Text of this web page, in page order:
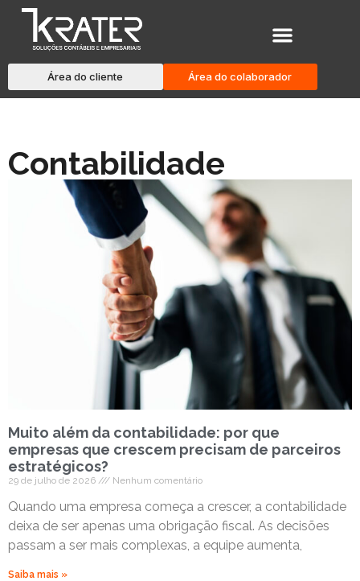
Área do cliente Área do colaborador
Contabilidade
Muito além da contabilidade: por que
empresas que crescem precisam de parceiros
estratégicos?
29 de julho de 2026 Nenhum comentário
Quando uma empresa começa a crescer, a contabilidade
deixa de ser apenas uma obrigação fiscal. As decisões
passam a ser mais complexas, a equipe aumenta,
Saiba mais »